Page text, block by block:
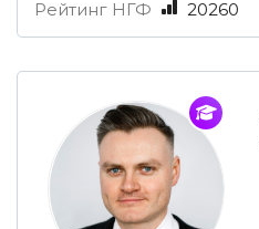
Рейтинг НГФ 20260